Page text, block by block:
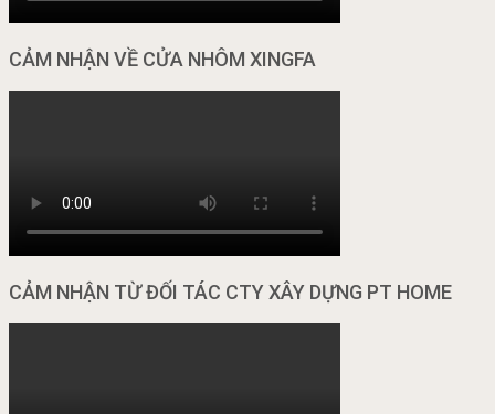
CẢM NHẬN VỀ CỬA NHÔM XINGFA
CẢM NHẬN TỪ ĐỐI TÁC CTY XÂY DỰNG PT HOME